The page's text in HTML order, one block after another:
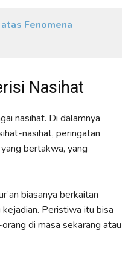
Fenomena
Nasihat
nasihat. Di dalamnya
nasihat, peringatan
bertakwa, yang
biasanya berkaitan
Peristiwa itu bisa
di masa sekarang atau